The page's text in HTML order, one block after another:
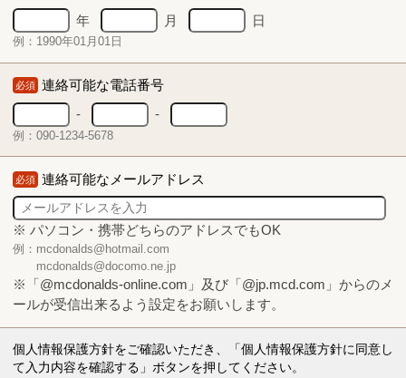
年
月 日
例：1990年01月01日
必須 連絡可能な電話番号
-
-
例：090-1234-5678
必須 連絡可能なメールアドレス
※ パソコン・携帯どちらのアドレスでもOK
例：mcdonalds@hotmail.com
mcdonalds@docomo.ne.jp
※「@mcdonalds-online.com」及び「@jp.mcd.com」からのメ
ールが受信出来るよう設定をお願いします。
個人情報保護方針をご確認いただき、「個人情報保護方針に同意し
て入力内容を確認する」ボタンを押してください。